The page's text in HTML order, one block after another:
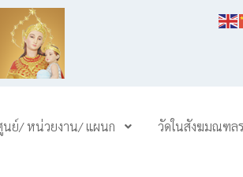
นย์/ หน่วยงาน/ แผนก วัดในสังฆมณฑล